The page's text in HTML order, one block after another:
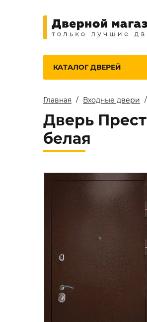
КАТАЛОГДВЕРЕЙ
Главная Входные двери
Дверь
белая